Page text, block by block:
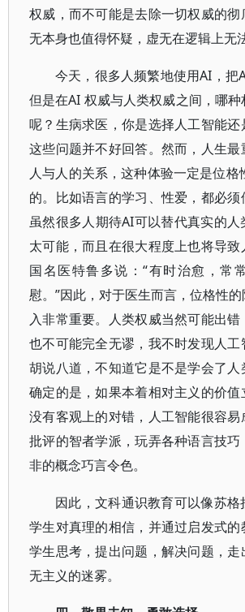
权威，而不可能是去除一切权威的彻
无本身也值得怀疑，虚无在逻辑上无
今天，很多人频繁地使用AI，把
但是在AI 权威与人类权威之间，哪
呢？生病求医，你是选择人工智能还
这些问题并不好回答。然而，人生最
人与人的关系，这种体验一定是位格
的。比如语言的学习、性爱，都必须
虽然很多人期待AI可以替代真实的人
太可能，而且在很大程度上也将导
国名医特鲁多说：“有时治愈，常
慰。”因此，对于医生而言，位格性
入非常重要。人类权威当然可能出
也不可能完全无谬，我不时发现人
胡说八道，不知道它是不是学会了人
确定的是，如果本着相对主义的价值
没有客观上的对错，人工智能很容
批评的智者学派，玩弄各种语言技
非的概念巧言令色。
因此，文科通识教育可以像苏
学生对真理的相信，并通过启发式的
学生思考，提出问题，解决问题，走
无主义的迷雾。